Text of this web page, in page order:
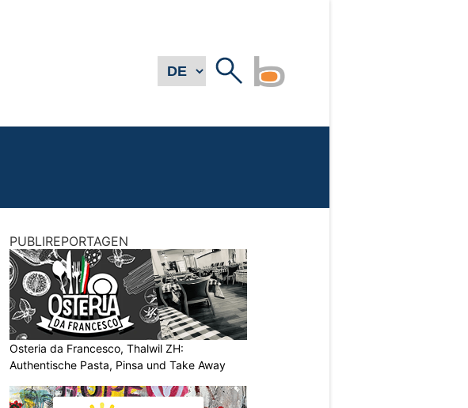
PUBLIREPORTAGEN
Osteria da Francesco, Thalwil ZH:
Authentische Pasta, Pinsa und Take Away